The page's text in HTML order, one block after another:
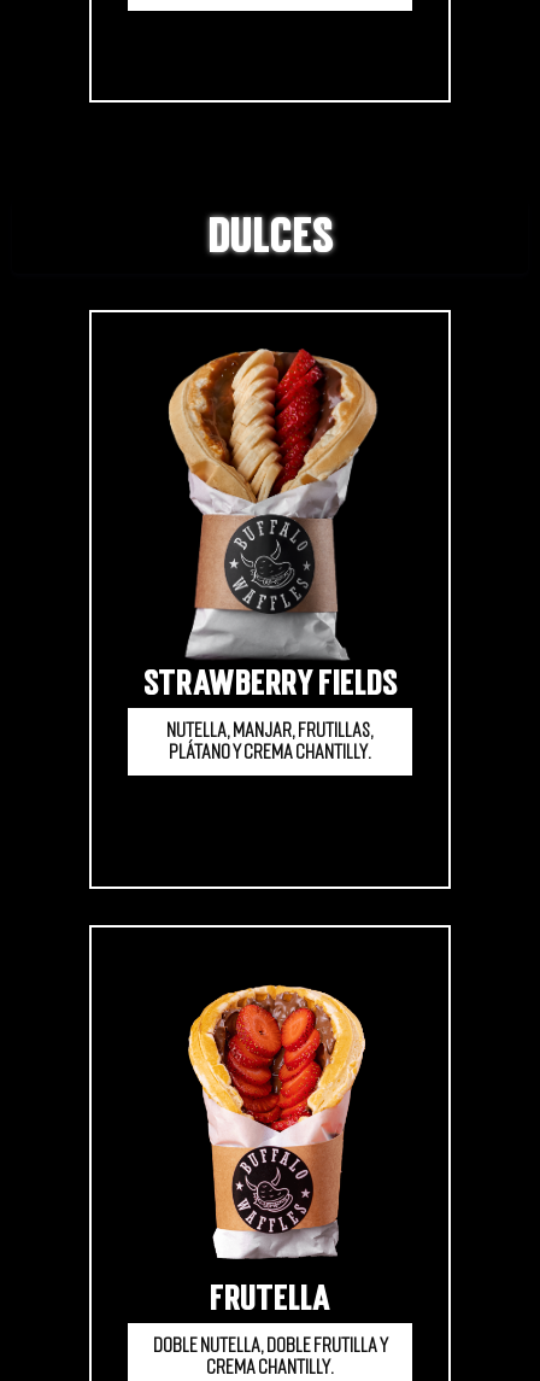
DULCES
STRAWBERRY FIELDS
Nutella, manjar, frutillas,
plátano y crema chantilly.
FRUTELLA
Doble Nutella, doble frutilla y
crema chantilly.